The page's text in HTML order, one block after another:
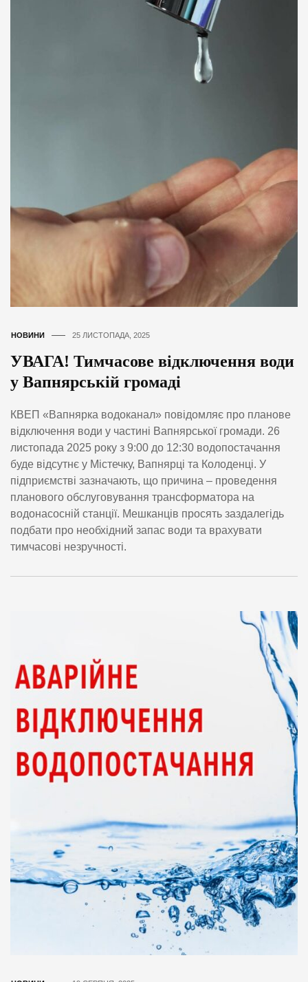
НОВИНИ 25 ЛИСТОПАДА, 2025
УВАГА! Тимчасове відключення води
у Вапнярській громаді
КВЕП «Вапнярка водоканал» повідомляє про планове
відключення води у частині Вапнярської громади. 26
листопада 2025 року з 9:00 до 12:30 водопостачання
буде відсутнє у Містечку, Вапнярці та Колоденці. У
підприємстві зазначають, що причина – проведення
планового обслуговування трансформатора на
водонасосній станції. Мешканців просять заздалегідь
подбати про необхідний запас води та врахувати
тимчасові незручності.